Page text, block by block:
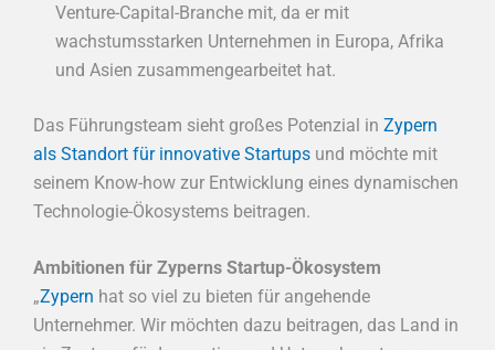
Venture-Capital-Branche mit, da er mit
wachstumsstarken Unternehmen in Europa, Afrika
und Asien zusammengearbeitet hat.
Das Führungsteam sieht großes Potenzial in Zypern
als Standort für innovative Startups und möchte mit
seinem Know-how zur Entwicklung eines dynamischen
Technologie-Ökosystems beitragen.
Ambitionen für Zyperns Startup-Ökosystem
„Zypern hat so viel zu bieten für angehende
Unternehmer. Wir möchten dazu beitragen, das Land in